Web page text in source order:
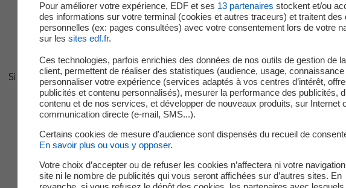
Un petit mot sur les cookies
Nous respectons votre choix en masquant le contenu.
Si vous changez d'avis, il vous suffit de cliquer sur le bouton « Accepter » pour
vidéo.
Accepter
Pour améliorer votre expérience, EDF et ses 13 partenaires stockent et/ou
des informations sur votre terminal (cookies et autres traceurs) et traitent des
personnelles (ex: pages consultées) avec votre consentement lors de votre
sur les sites edf.fr.
Ces technologies, parfois enrichies des données de nos outils de gestion de
client, permettent de réaliser des statistiques (audience, usage,
personnaliser votre expérience (services adaptés à vos centres d’intérêt,
publicités et contenu personnalisés), mesurer la performance des publicités,
contenu et de nos services, et développer de nouveaux produits, sur Internet
communication directe (e-mail, SMS...).
Certains cookies de mesure d'audience sont dispensés du recueil de
En savoir plus ou vous y opposer.
Votre choix d’accepter ou de refuser les cookies n’affectera ni votre
site ni le nombre de publicités qui vous seront affichées sur d’autres sites. En